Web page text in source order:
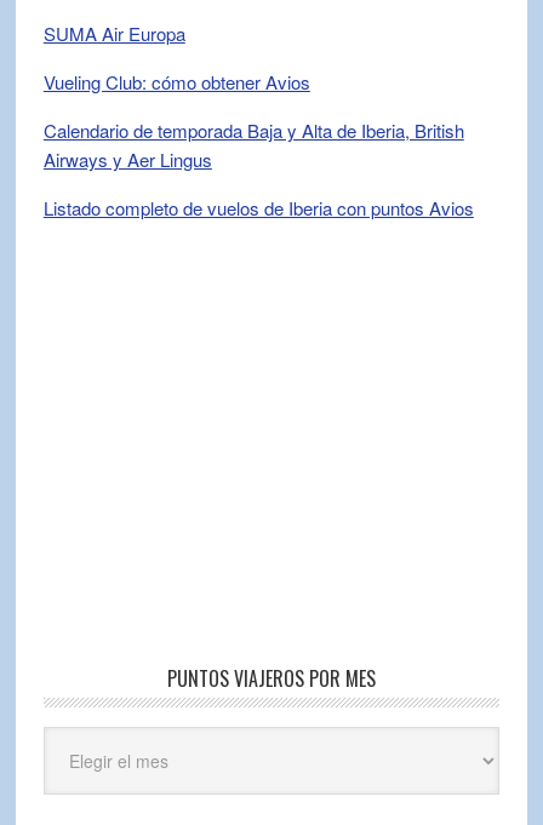
SUMA Air Europa
Vueling Club: cómo obtener Avios
Calendario de temporada Baja y Alta de Iberia, British
Airways y Aer Lingus
Listado completo de vuelos de Iberia con puntos Avios
PUNTOS VIAJEROS POR MES
Viajeros
por